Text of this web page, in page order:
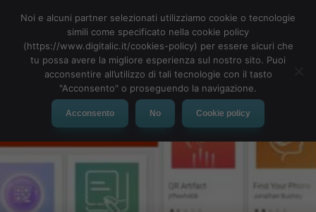
MENU
Noi e alcuni partner selezionati utilizziamo cookie o tecnologie
simili come specificato nella cookie policy
(https://www.digitalic.it/cookies-policy) per essere sicuri che
tu possa avere la migliore esperienza sul nostro sito. Puoi
acconsentire all’utilizzo di tali tecnologie con il tasto
"Acconsento" o proseguendo la navigazione.
Acconsento No Cookie policy